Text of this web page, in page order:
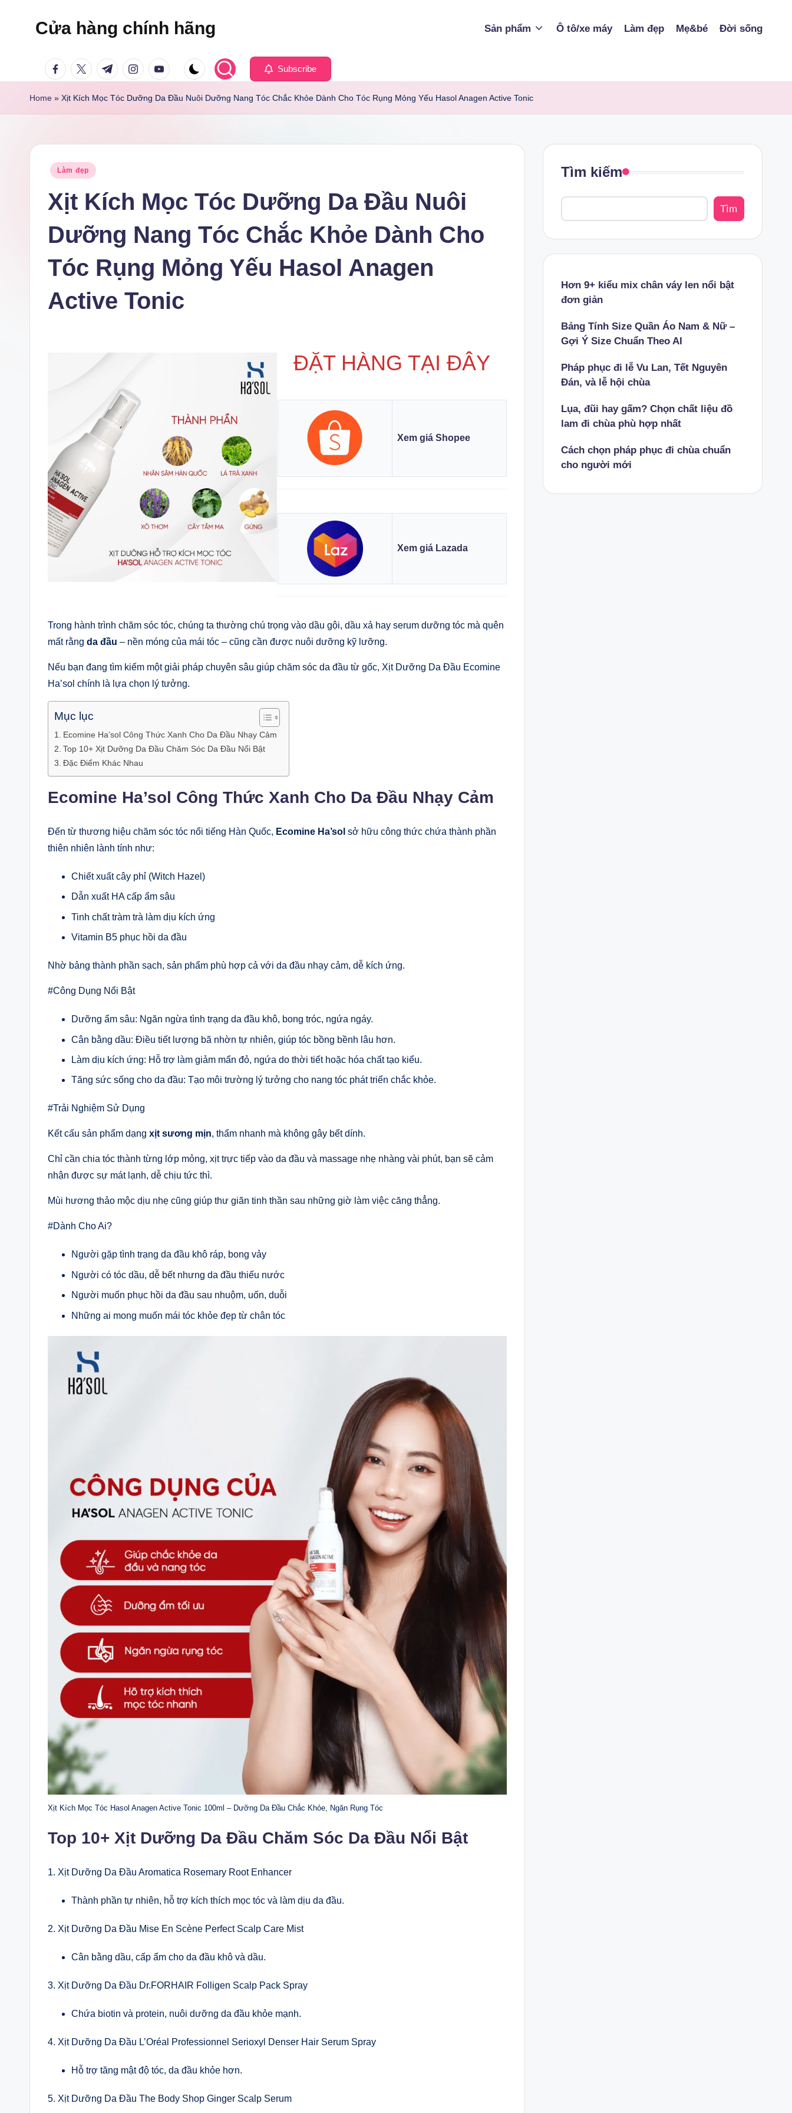
Cửa hàng chính hãng Sản phẩm Ô tô/xe máy Làm đẹp Mẹ&bé Đời sống
facebook.com
twitter.com
t.me instagram.com
youtube.com Subscribe
Home » Xịt Kích Mọc Tóc Dưỡng Da Đầu Nuôi Dưỡng Nang Tóc Chắc Khỏe Dành Cho Tóc Rụng Mỏng Yếu Hasol Anagen Active Tonic
Posted
Làm đẹp
Xịt Kích Mọc Tóc Dưỡng Da Đầu Nuôi
Dưỡng Nang Tóc Chắc Khỏe Dành Cho
Tóc Rụng Mỏng Yếu Hasol Anagen
Active Tonic
ĐẶT HÀNG TẠI ĐÂY
Xem giá Shopee
Xem giá Lazada
Trong hành trình chăm sóc tóc, chúng ta thường chú trọng vào dầu gội, dầu xả hay serum dưỡng tóc mà quên
mất rằng da đầu – nền móng của mái tóc – cũng cần được nuôi dưỡng kỹ lưỡng.
Nếu bạn đang tìm kiếm một giải pháp chuyên sâu giúp chăm sóc da đầu từ gốc, Xịt Dưỡng Da Đầu Ecomine
Ha’sol chính là lựa chọn lý tưởng.
Mục lục
Ecomine Ha’sol Công Thức Xanh Cho Da Đầu Nhạy Cảm
Top 10+ Xịt Dưỡng Da Đầu Chăm Sóc Da Đầu Nổi Bật
Đặc Điểm Khác Nhau
Ecomine Ha’sol Công Thức Xanh Cho Da Đầu Nhạy Cảm
Đến từ thương hiệu chăm sóc tóc nổi tiếng Hàn Quốc, Ecomine Ha’sol sở hữu công thức chứa thành phần
thiên nhiên lành tính như:
Chiết xuất cây phỉ (Witch Hazel)
Dẫn xuất HA cấp ẩm sâu
Tinh chất tràm trà làm dịu kích ứng
Vitamin B5 phục hồi da đầu
Nhờ bảng thành phần sạch, sản phẩm phù hợp cả với da đầu nhạy cảm, dễ kích ứng.
#Công Dụng Nổi Bật
Dưỡng ẩm sâu: Ngăn ngừa tình trạng da đầu khô, bong tróc, ngứa ngáy.
Cân bằng dầu: Điều tiết lượng bã nhờn tự nhiên, giúp tóc bồng bềnh lâu hơn.
Làm dịu kích ứng: Hỗ trợ làm giảm mẩn đỏ, ngứa do thời tiết hoặc hóa chất tạo kiểu.
Tăng sức sống cho da đầu: Tạo môi trường lý tưởng cho nang tóc phát triển chắc khỏe.
#Trải Nghiệm Sử Dụng
Kết cấu sản phẩm dạng xịt sương mịn, thấm nhanh mà không gây bết dính.
Chỉ cần chia tóc thành từng lớp mỏng, xịt trực tiếp vào da đầu và massage nhẹ nhàng vài phút, bạn sẽ cảm
nhận được sự mát lạnh, dễ chịu tức thì.
Mùi hương thảo mộc dịu nhẹ cũng giúp thư giãn tinh thần sau những giờ làm việc căng thẳng.
#Dành Cho Ai?
Người gặp tình trạng da đầu khô ráp, bong vảy
Người có tóc dầu, dễ bết nhưng da đầu thiếu nước
Người muốn phục hồi da đầu sau nhuộm, uốn, duỗi
Những ai mong muốn mái tóc khỏe đẹp từ chân tóc
Xịt Kích Mọc Tóc Hasol Anagen Active Tonic 100ml – Dưỡng Da Đầu Chắc Khỏe, Ngăn Rụng Tóc
Top 10+ Xịt Dưỡng Da Đầu Chăm Sóc Da Đầu Nổi Bật
1. Xịt Dưỡng Da Đầu Aromatica Rosemary Root Enhancer
Thành phần tự nhiên, hỗ trợ kích thích mọc tóc và làm dịu da đầu.
2. Xịt Dưỡng Da Đầu Mise En Scène Perfect Scalp Care Mist
Cân bằng dầu, cấp ẩm cho da đầu khô và dầu.
3. Xịt Dưỡng Da Đầu Dr.FORHAIR Folligen Scalp Pack Spray
Chứa biotin và protein, nuôi dưỡng da đầu khỏe mạnh.
4. Xịt Dưỡng Da Đầu L’Oréal Professionnel Serioxyl Denser Hair Serum Spray
Hỗ trợ tăng mật độ tóc, da đầu khỏe hơn.
5. Xịt Dưỡng Da Đầu The Body Shop Ginger Scalp Serum
Tìm kiếm
Tìm
Hơn 9+ kiểu mix chân váy len nổi bật
đơn giản
Bảng Tính Size Quần Áo Nam & Nữ –
Gợi Ý Size Chuẩn Theo AI
Pháp phục đi lễ Vu Lan, Tết Nguyên
Đán, và lễ hội chùa
Lụa, đũi hay gấm? Chọn chất liệu đồ
lam đi chùa phù hợp nhất
Cách chọn pháp phục đi chùa chuẩn
cho người mới